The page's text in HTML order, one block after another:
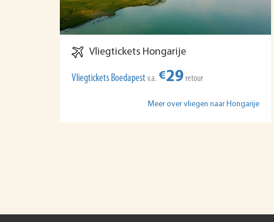
Vliegtickets Hongarije
Vliegtickets Boedapest v.a. €29 retour
Meer over vliegen naar Hongarije